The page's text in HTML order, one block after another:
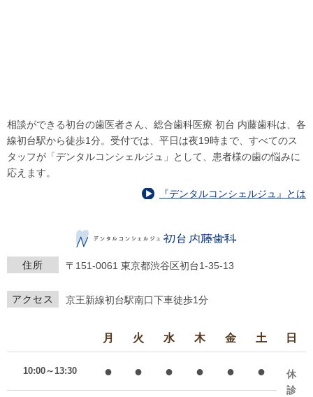
相談ができる初台の歯医者さん、総合歯科医療 初台 内藤歯科は、各
線初台駅から徒歩1分。受付では、平日は夜19時まで、すべてのス
タッフが「デンタルコンシェルジュ」として、患者様の歯の悩みに
応えます。
『デンタルコンシェルジュ』とは
住所 〒151-0061 東京都渋谷区初台1-35-13
アクセス 京王新線初台駅南口下車徒歩1分
月 火 水 木 金 土 日
10:00～13:30 ● ● ● ● ● ●
休
診